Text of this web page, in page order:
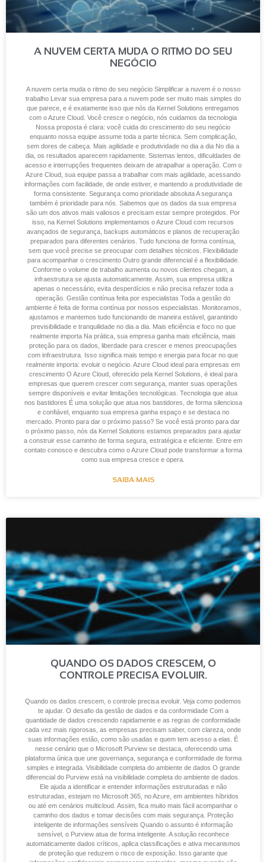
A NUVEM CERTA MUDA O RITMO DO SEU
NEGÓCIO
A nuvem certa muda o ritmo do seu negócio Simplificar a nuvem é o nosso
trabalho Levar sua empresa para a nuvem pode ser muito mais simples do
que parece, e é exatamente isso que nós da Kernel Solutions entregamos
com o Azure Cloud. Você cresce o negócio, nós cuidamos da tecnologia
Nossa proposta é clara: você cuida do crescimento do seu negócio
enquanto nossa equipe assume toda a parte técnica. Sem complicação,
sem dores de cabeça. Mais agilidade e produtividade no dia a dia No dia a
dia, os resultados aparecem rapidamente. Sistemas lentos, dificuldades de
acesso e interrupções frequentes deixam de atrapalhar a operação. Com o
Azure Cloud, sua equipe passa a trabalhar com mais agilidade, acessando
informações com facilidade, de onde estiver, e mantendo a produtividade de
forma consistente. Segurança como prioridade absoluta A segurança
também é prioridade para nós. Sabemos que os dados da sua empresa
são um dos ativos mais valiosos e precisam estar sempre protegidos. Por
isso, na Kernel Solutions implementamos o Azure Cloud com recursos
avançados de segurança, backups automáticos e planos de recuperação
preparados para diferentes cenários. Tudo funciona de forma contínua,
sem que você precise se preocupar com detalhes técnicos. Flexibilidade
para acompanhar o crescimento Outro grande diferencial é a flexibilidade.
Conforme o volume de trabalho aumenta ou novos clientes chegam, a
infraestrutura se ajusta automaticamente. Assim, sua empresa utiliza
apenas o necessário, evita desperdícios e não precisa refazer toda a
operação. Gestão contínua feita por especialistas Toda a gestão do
ambiente é feita de forma contínua por nossos especialistas. Monitoramos,
ajustamos e mantemos tudo funcionando de maneira estável, garantindo
previsibilidade e tranquilidade no dia a dia. Mais eficiência e foco no que
realmente importa Na prática, sua empresa ganha mais eficiência, mais
proteção para os dados, liberdade para crescer e menos preocupações
com infraestrutura. Isso significa mais tempo e energia para focar no que
realmente importa: evoluir o negócio. Azure Cloud ideal para empresas em
crescimento O Azure Cloud, oferecido pela Kernel Solutions, é ideal para
empresas que querem crescer com segurança, manter suas operações
sempre disponíveis e evitar limitações tecnológicas. Tecnologia que atua
nos bastidores É uma solução que atua nos bastidores, de forma silenciosa
e confiável, enquanto sua empresa ganha espaço e se destaca no
mercado. Pronto para dar o próximo passo? Se você está pronto para dar
o próximo passo, nós da Kernel Solutions estamos preparados para ajudar
a construir esse caminho de forma segura, estratégica e eficiente. Entre em
contato conosco e descubra como o Azure Cloud pode transformar a forma
como sua empresa cresce e opera.
SAIBA MAIS
QUANDO OS DADOS CRESCEM, O
CONTROLE PRECISA EVOLUIR.
Quando os dados crescem, o controle precisa evoluir. Veja como podemos
te ajudar. O desafio da gestão de dados e da conformidade Com a
quantidade de dados crescendo rapidamente e as regras de conformidade
cada vez mais rigorosas, as empresas precisam saber, com clareza, onde
suas informações estão, como são usadas e quem tem acesso a elas. É
nesse cenário que o Microsoft Purview se destaca, oferecendo uma
plataforma única que une governança, segurança e conformidade de forma
simples e integrada. Visibilidade completa do ambiente de dados O grande
diferencial do Purview está na visibilidade completa do ambiente de dados.
Ele ajuda a identificar e entender informações estruturadas e não
estruturadas, estejam no Microsoft 365, no Azure, em ambientes híbridos
ou até em cenários multicloud. Assim, fica muito mais fácil acompanhar o
caminho dos dados e tomar decisões com mais segurança. Proteção
inteligente de informações sensíveis Quando o assunto é informação
sensível, o Purview atua de forma inteligente. A solução reconhece
automaticamente dados críticos, aplica classificações e ativa mecanismos
de proteção que reduzem o risco de exposição. Isso garante que